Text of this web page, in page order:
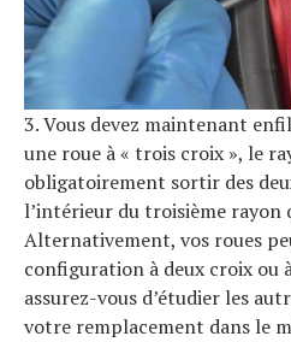
3. Vous devez maintenant
une roue à « trois croix », le
obligatoirement sortir des
l’intérieur du troisième rayon
Alternativement, vos roues
configuration à deux croix
assurez-vous d’étudier les
votre remplacement dans le